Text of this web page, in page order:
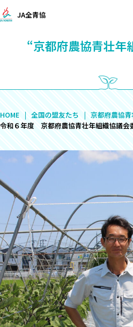
JA全青協
“京都府農協青壮年
HOME 全国の盟友たち
京都府農協
令和６年度 京都府農協青壮年組織協議